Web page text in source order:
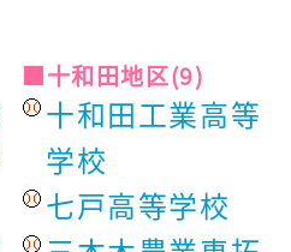
■十和田地区(9)
十和田工業高等
学校
七戸高等学校